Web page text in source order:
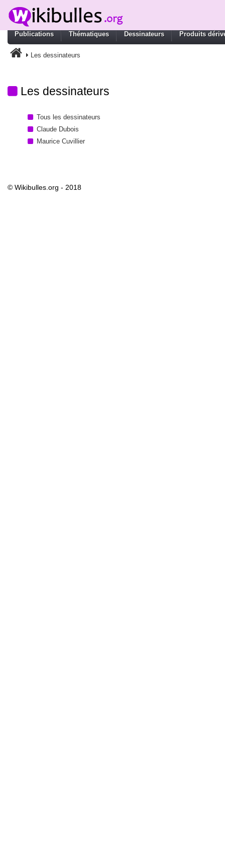
Publications Thématiques Dessinateurs Produits
Les dessinateurs
Les dessinateurs
Tous les dessinateurs
Claude Dubois
Maurice Cuvillier
© Wikibulles.org - 2018